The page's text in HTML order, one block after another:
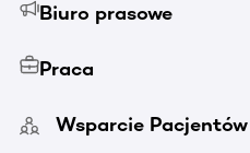
Biuro prasowe
Praca
Wsparcie Pacjentów